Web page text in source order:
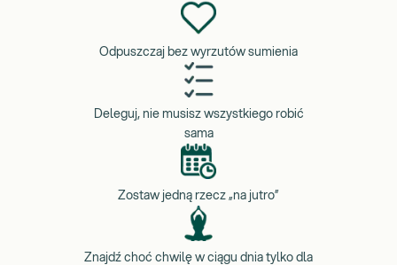
Odpuszczaj bez wyrzutów sumienia
Deleguj, nie musisz wszystkiego robić
sama
Zostaw jedną rzecz „na jutro”
Znajdź choć chwilę w ciągu dnia tylko dla